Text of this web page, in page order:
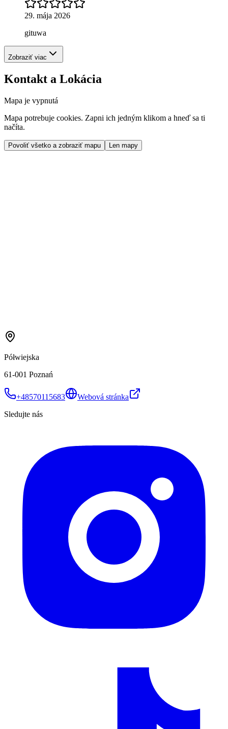
29. mája 2026
gituwa
Zobraziť viac
Kontakt a Lokácia
Mapa je vypnutá
Mapa potrebuje cookies. Zapni ich jedným klikom a hneď sa ti
načíta.
Povoliť všetko a zobraziť mapu Len mapy
Półwiejska
61-001 Poznań
+48570115683
Webová stránka
Sledujte nás